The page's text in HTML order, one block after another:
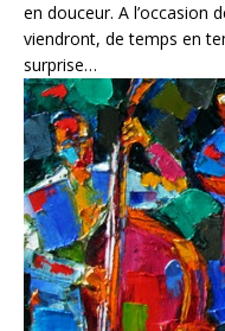
en douceur. A l’occasion
viendront, de temps en
surprise…